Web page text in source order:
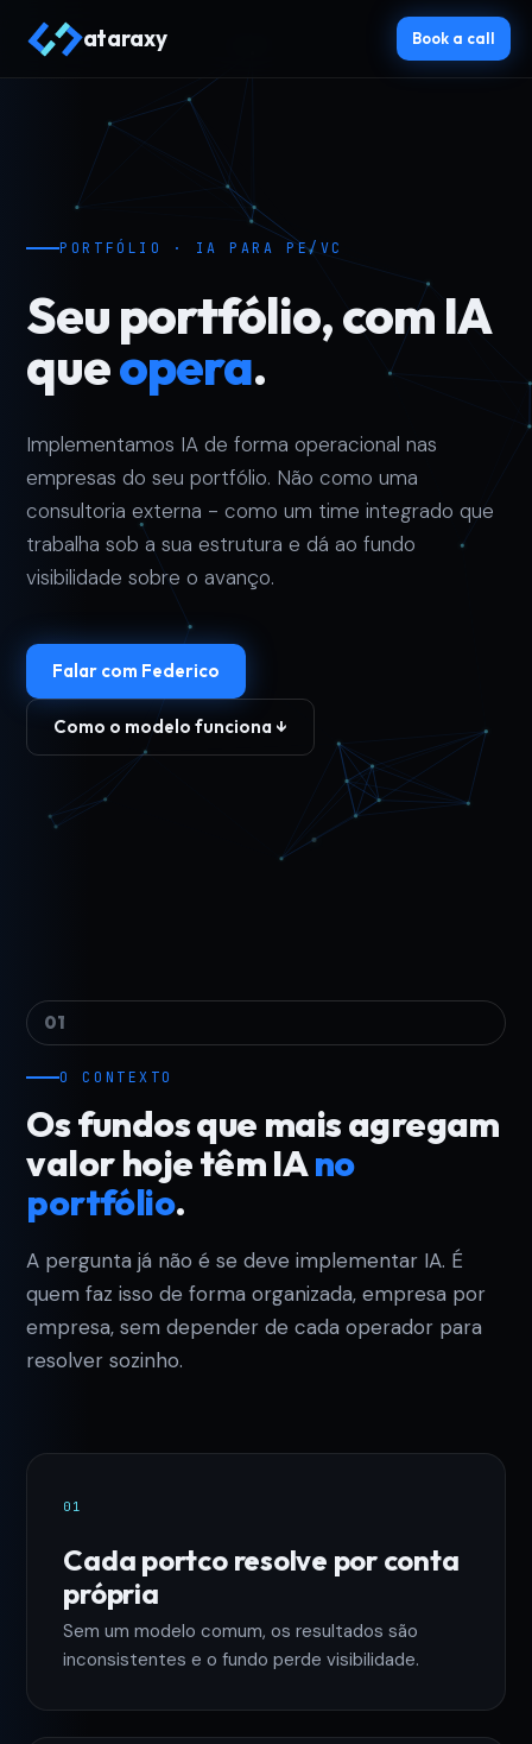
ataraxy Book a call
PORTFÓLIO · IA PARA PE/VC
Seu portfólio, com IA
queopera.
Implementamos IA de forma operacional nas
empresas do seu portfólio. Não como uma
consultoria externa - como um time integrado que
trabalha sob a sua estrutura e dá ao fundo
visibilidade sobre o avanço.
Falar com Federico
Como o modelo funciona ↓
01
O CONTEXTO
Os fundos que mais agregam
valor hoje têm IAno
portfólio.
A pergunta já não é se deve implementar IA. É
quem faz isso de forma organizada, empresa por
empresa, sem depender de cada operador para
resolver sozinho.
01
Cada portco resolve por conta
própria
Sem um modelo comum, os resultados são
inconsistentes e o fundo perde visibilidade.